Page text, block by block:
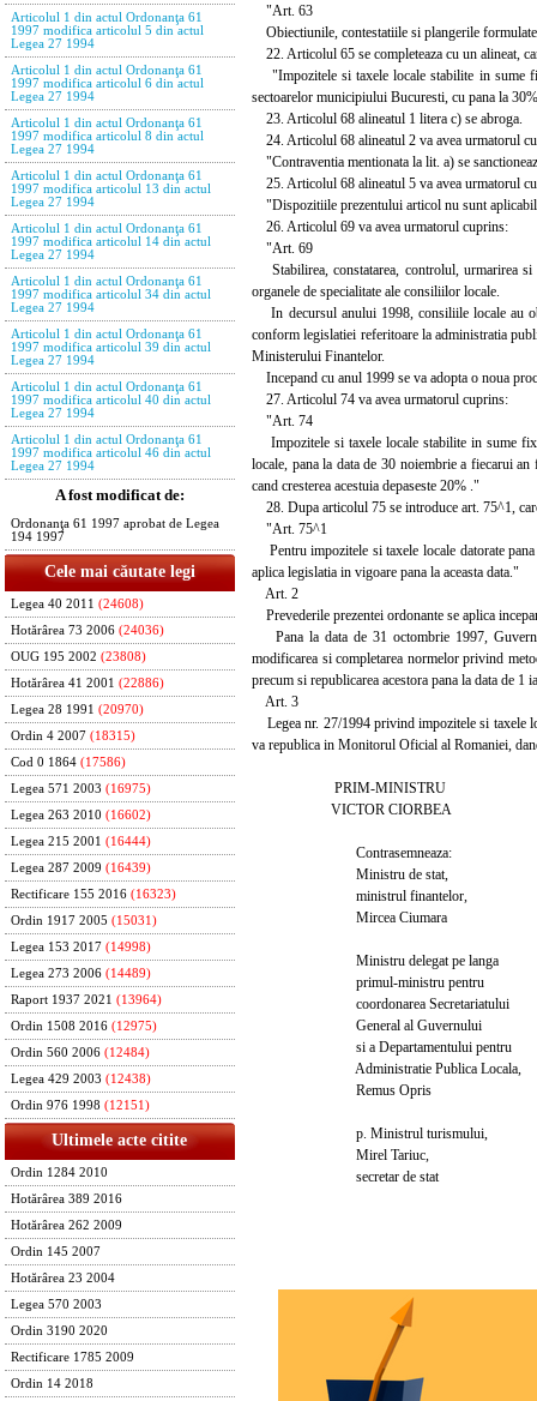
Articolul 1 din actul Ordonanţa 61
1997 modifica articolul 5 din actul
Legea 27 1994
Articolul 1 din actul Ordonanţa 61
1997 modifica articolul 6 din actul
Legea 27 1994
Articolul 1 din actul Ordonanţa 61
1997 modifica articolul 8 din actul
Legea 27 1994
Articolul 1 din actul Ordonanţa 61
1997 modifica articolul 13 din actul
Legea 27 1994
Articolul 1 din actul Ordonanţa 61
1997 modifica articolul 14 din actul
Legea 27 1994
Articolul 1 din actul Ordonanţa 61
1997 modifica articolul 34 din actul
Legea 27 1994
Articolul 1 din actul Ordonanţa 61
1997 modifica articolul 39 din actul
Legea 27 1994
Articolul 1 din actul Ordonanţa 61
1997 modifica articolul 40 din actul
Legea 27 1994
Articolul 1 din actul Ordonanţa 61
1997 modifica articolul 46 din actul
Legea 27 1994
A fost modificat de:
Ordonanţa 61 1997 aprobat de Legea
194 1997
Cele mai căutate legi
Legea 40 2011 (24608)
Hotărârea 73 2006 (24036)
OUG 195 2002 (23808)
Hotărârea 41 2001 (22886)
Legea 28 1991 (20970)
Ordin 4 2007 (18315)
Cod 0 1864 (17586)
Legea 571 2003 (16975)
Legea 263 2010 (16602)
Legea 215 2001 (16444)
Legea 287 2009 (16439)
Rectificare 155 2016 (16323)
Ordin 1917 2005 (15031)
Legea 153 2017 (14998)
Legea 273 2006 (14489)
Raport 1937 2021 (13964)
Ordin 1508 2016 (12975)
Ordin 560 2006 (12484)
Legea 429 2003 (12438)
Ordin 976 1998 (12151)
Ultimele acte citite
Ordin 1284 2010
Hotărârea 389 2016
Hotărârea 262 2009
Ordin 145 2007
Hotărârea 23 2004
Legea 570 2003
Ordin 3190 2020
Rectificare 1785 2009
Ordin 14 2018
"Art. 63
Obiectiunile, contestatiile si plangerile
22. Articolul 65 se completeaza cu un alineat,
"Impozitele si taxele locale stabilite in sume
sectoarelor municipiului Bucuresti, cu pana la
23. Articolul 68 alineatul 1 litera c) se abroga.
24. Articolul 68 alineatul 2 va avea urmatorul
"Contraventia mentionata la lit. a) se
25. Articolul 68 alineatul 5 va avea urmatorul
"Dispozitiile prezentului articol nu sunt
26. Articolul 69 va avea urmatorul cuprins:
"Art. 69
Stabilirea, constatarea, controlul, urmarirea si
organele de specialitate ale consiliilor locale.
In decursul anului 1998, consiliile locale au
conform legislatiei referitoare la administratia
Ministerului Finantelor.
Incepand cu anul 1999 se va adopta o noua
27. Articolul 74 va avea urmatorul cuprins:
"Art. 74
Impozitele si taxele locale stabilite in sume
locale, pana la data de 30 noiembrie a fiecarui
cand cresterea acestuia depaseste 20% ."
28. Dupa articolul 75 se introduce art. 75^1,
"Art. 75^1
Pentru impozitele si taxele locale datorate
aplica legislatia in vigoare pana la aceasta data."
Art. 2
Prevederile prezentei ordonante se aplica
Pana la data de 31 octombrie 1997,
modificarea si completarea normelor privind
precum si republicarea acestora pana la data de
Art. 3
Legea nr. 27/1994 privind impozitele si taxele
va republica in Monitorul Oficial al Romaniei,
PRIM-MINISTRU
VICTOR CIORBEA
Contrasemneaza:
Ministru de stat,
ministrul finantelor,
Mircea Ciumara
Ministru delegat pe langa
primul-ministru pentru
coordonarea Secretariatului
General al Guvernului
si a Departamentului pentru
Administratie Publica Locala,
Remus Opris
p. Ministrul turismului,
Mirel Tariuc,
secretar de stat